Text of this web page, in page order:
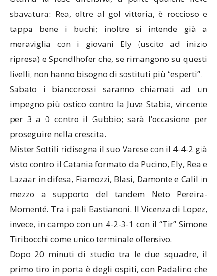
sbavatura: Rea, oltre al gol vittoria, è roccioso e
tappa bene i buchi; inoltre si intende già a
meraviglia con i giovani Ely (uscito ad inizio
ripresa) e Spendlhofer che, se rimangono su questi
livelli, non hanno bisogno di sostituti più “esperti”.
Sabato i biancorossi saranno chiamati ad un
impegno più ostico contro la Juve Stabia, vincente
per 3 a 0 contro il Gubbio; sarà l’occasione per
proseguire nella crescita.
Mister Sottili ridisegna il suo Varese con il 4-4-2 già
visto contro il Catania formato da Pucino, Ely, Rea e
Lazaar in difesa, Fiamozzi, Blasi, Damonte e Calil in
mezzo a supporto del tandem Neto Pereira-
Momenté. Tra i pali Bastianoni. Il Vicenza di Lopez,
invece, in campo con un 4-2-3-1 con il “Tir” Simone
Tiribocchi come unico terminale offensivo.
Dopo 20 minuti di studio tra le due squadre, il
primo tiro in porta è degli ospiti, con Padalino che